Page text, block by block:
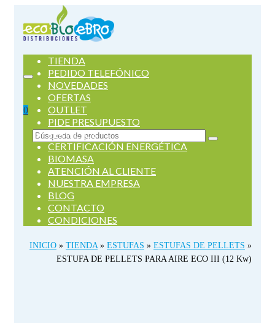
0
Buscar
por:
TIENDA
PEDIDO TELEFÓNICO
NOVEDADES
OFERTAS
OUTLET
PIDE PRESUPUESTO
SERVICIOS
CERTIFICACIÓN ENERGÉTICA
BIOMASA
ATENCIÓN AL CLIENTE
NUESTRA EMPRESA
BLOG
CONTACTO
CONDICIONES
INICIO » TIENDA » ESTUFAS » ESTUFAS DE PELLETS »
ESTUFA DE PELLETS PARA AIRE ECO III (12 Kw)